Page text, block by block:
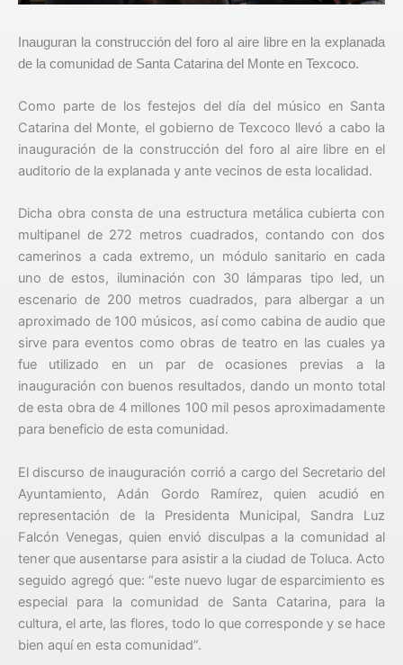
Inauguran la construcción del foro al aire libre en la explanada
de la comunidad de Santa Catarina del Monte en Texcoco.
Como parte de los festejos del día del músico en Santa
Catarina del Monte, el gobierno de Texcoco llevó a cabo la
inauguración de la construcción del foro al aire libre en el
auditorio de la explanada y ante vecinos de esta localidad.
Dicha obra consta de una estructura metálica cubierta con
multipanel de 272 metros cuadrados, contando con dos
camerinos a cada extremo, un módulo sanitario en cada
uno de estos, iluminación con 30 lámparas tipo led, un
escenario de 200 metros cuadrados, para albergar a un
aproximado de 100 músicos, así como cabina de audio que
sirve para eventos como obras de teatro en las cuales ya
fue utilizado en un par de ocasiones previas a la
inauguración con buenos resultados, dando un monto total
de esta obra de 4 millones 100 mil pesos aproximadamente
para beneficio de esta comunidad.
El discurso de inauguración corrió a cargo del Secretario del
Ayuntamiento, Adán Gordo Ramírez, quien acudió en
representación de la Presidenta Municipal, Sandra Luz
Falcón Venegas, quien envió disculpas a la comunidad al
tener que ausentarse para asistir a la ciudad de Toluca. Acto
seguido agregó que: “este nuevo lugar de esparcimiento es
especial para la comunidad de Santa Catarina, para la
cultura, el arte, las flores, todo lo que corresponde y se hace
bien aquí en esta comunidad”.